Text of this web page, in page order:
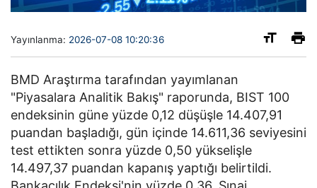
Yayınlanma: 2026-07-08 10:20:36
BMD Araştırma tarafından yayımlanan
"Piyasalara Analitik Bakış" raporunda, BIST 100
endeksinin güne yüzde 0,12 düşüşle 14.407,91
puandan başladığı, gün içinde 14.611,36 seviyesini
test ettikten sonra yüzde 0,50 yükselişle
14.497,37 puandan kapanış yaptığı belirtildi.